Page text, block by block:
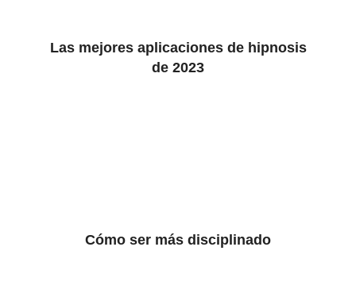
Las mejores aplicaciones de hipnosis
de 2023
Cómo ser más disciplinado